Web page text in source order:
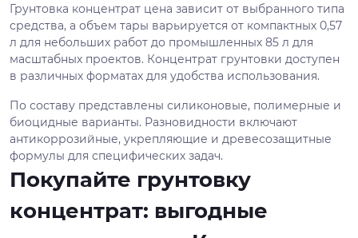
Грунтовка концентрат цена зависит от выбранного типа
средства, а объем тары варьируется от компактных 0,57
л для небольших работ до промышленных 85 л для
масштабных проектов. Концентрат грунтовки доступен
в различных форматах для удобства использования.
По составу представлены силиконовые, полимерные и
биоцидные варианты. Разновидности включают
антикоррозийные, укрепляющие и древесозащитные
формулы для специфических задач.
Покупайте грунтовку
концентрат: выгодные